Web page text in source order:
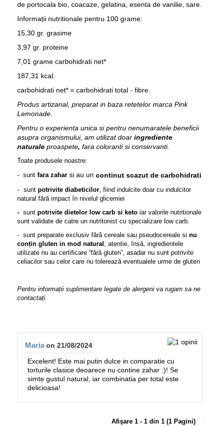
de portocala bio, coacaze, gelatina, esenta de vanilie, sare.
Informații nutritionale pentru 100 grame:
15,30 gr. grasime
3,97 gr. proteine
7,01 grame carbohidrati net*
187,31 kcal.
carbohidrati net* = carbohidrati total - fibre.
Produs artizanal, preparat in baza retetelor marca Pink
Lemonade
Pentru o experienta unica si pentru nenumaratele beneficii
asupra organismului, am utilizat doar ingrediente
naturale proaspete, fara coloranti si conservanti.
Toate produsele noastre:
- sunt fara zahar si au un continut scazut de carbohidrati
- sunt potrivite diabeticilor, fiind indulcite doar cu indulcitor
natural fără impact în nivelul glicemiei
- sunt potrivite dietelor low carb si keto iar valorile nutritionale
sunt validate de catre un nutritonist cu specializare low carb.
- sunt preparate exclusiv fără cereale sau pseudocereale si nu
conțin gluten in mod natural ; atentie, însă, ingredientele
utilizate nu au certificare “fără gluten”, asadar nu sunt potrivite
celiacilor sau celor care nu tolerează eventualele urme de gluten
Pentru informații suplimentare legate de alergeni va rugam sa ne
contactați.
Mariaon 21/08/2024
Excelent! Este mai putin dulce in comparatie cu
torturile clasice deoarece nu contine zahar :)! Se
simte gustul natural, iar combinatia per total este
delicioasa!
Afişare 1 - 1 din 1 (1 Pagini)